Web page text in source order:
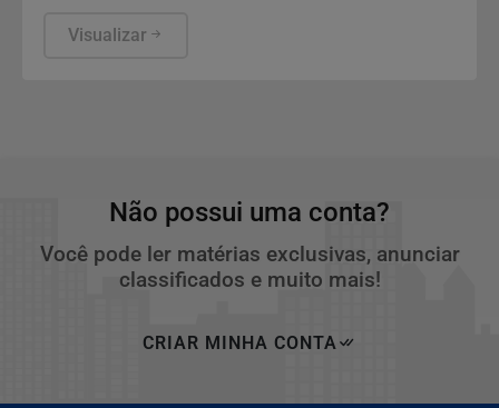
camarote
Visualizar
Não possui uma conta?
Você pode ler matérias exclusivas, anunciar
classificados e muito mais!
CRIAR MINHA CONTA